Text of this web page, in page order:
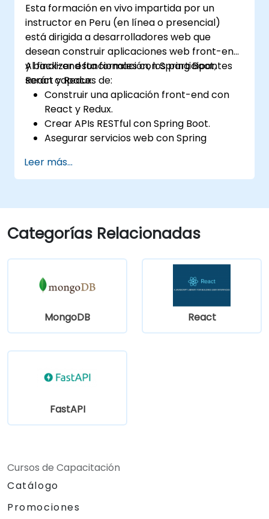
Esta formación en vivo impartida por un
instructor en Peru (en línea o presencial)
está dirigida a desarrolladores web que
desean construir aplicaciones web front-end
y back-end funcionales con Spring Boot,
React y Redux.
Al finalizar esta formación, los participantes
serán capaces de:
Construir una aplicación front-end con
React y Redux.
Crear APIs RESTful con Spring Boot.
Asegurar servicios web con Spring
Leer más...
Categorías Relacionadas
MongoDB React
FastAPI
Cursos de Capacitación
Catálogo
Promociones